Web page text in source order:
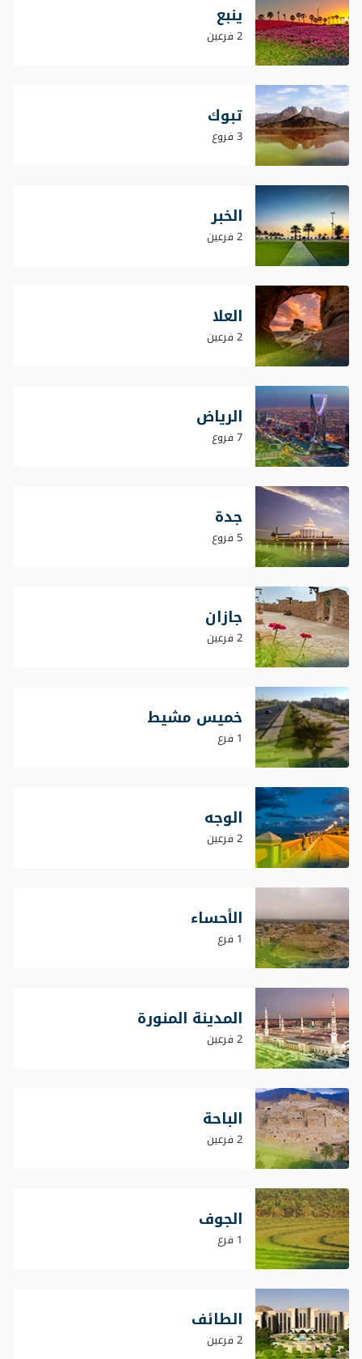
ينبع
2 فرعين
تبوك
3 فروع
الخبر
2 فرعين
العلا
2 فرعين
الرياض
7 فروع
جدة
5 فروع
جازان
2 فرعين
خميس مشيط
1 فرع
الوجه
2 فرعين
الأحساء
1 فرع
المدينة المنورة
2 فرعين
الباحة
2 فرعين
الجوف
1 فرع
الطائف
2 فرعين